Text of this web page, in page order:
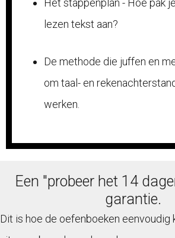
lezen tekst aan?
De methode die juffen en
om taal- en
werken.
Een "probeer het 14
garantie.
Dit is hoe de oefenboeken eenvoudig